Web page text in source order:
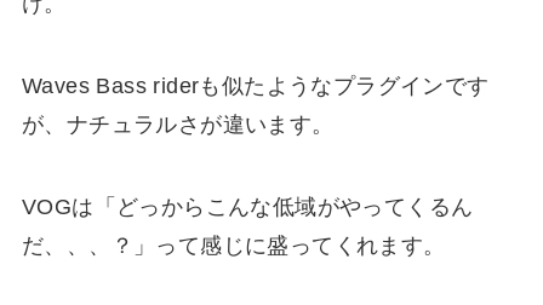
Waves Bass riderも似たようなプラグインです
が、ナチュラルさが違います。
VOGは「どっからこんな低域がやってくるん
だ、、、？」って感じに盛ってくれます。